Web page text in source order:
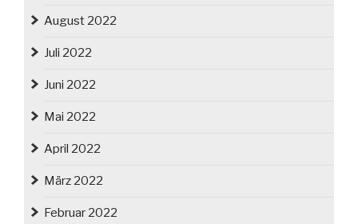
August 2022
Juli 2022
Juni 2022
Mai 2022
April 2022
März 2022
Februar 2022